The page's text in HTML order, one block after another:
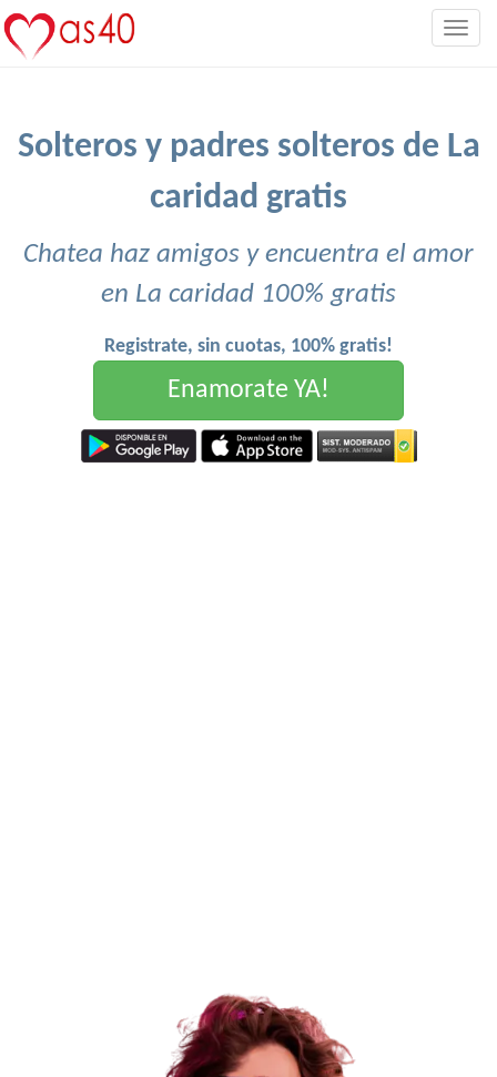
Solteros y padres solteros de La
caridad gratis
Chatea haz amigos y encuentra el amor
en La caridad 100% gratis
Registrate, sin cuotas, 100% gratis!
Enamorate YA!